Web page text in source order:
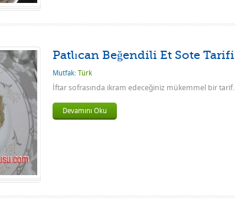
Patlıcan Beğendili Et Sote Tarifi
Mutfak: Türk
İftar sofrasında ikram edeceğiniz mükemmel bir tarif.
Devamını Oku